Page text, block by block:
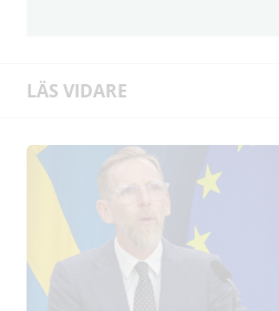
LÄS VIDARE